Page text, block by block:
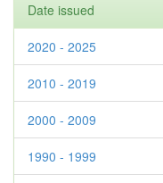
Date issued
2020 - 2025
2010 - 2019
2000 - 2009
1990 - 1999